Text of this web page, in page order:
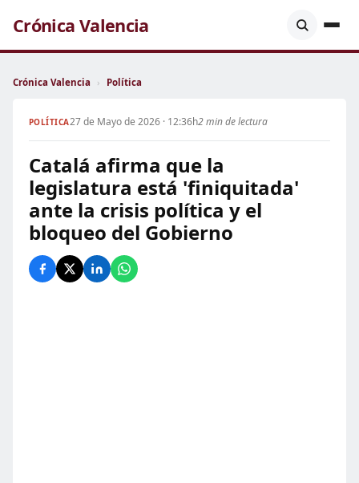
Crónica Valencia
Crónica Valencia › Política
POLÍTICA27 de Mayo de 2026 · 12:36h2 min de lectura
Catalá afirma que la
legislatura está 'finiquitada'
ante la crisis política y el
bloqueo del Gobierno